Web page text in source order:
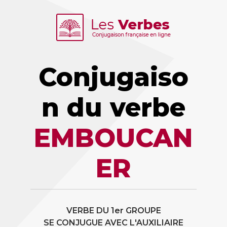
Conjugaiso
n du verbe
EMBOUCAN
ER
VERBE DU 1er GROUPE
SE CONJUGUE AVEC L'AUXILIAIRE